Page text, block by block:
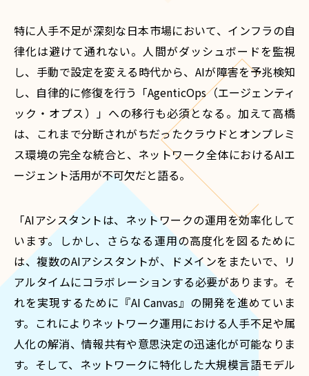
特に人手不足が深刻な日本市場において、インフラの自
律化は避けて通れない。人間がダッシュボードを監視
し、手動で設定を変える時代から、AIが障害を予兆検知
し、自律的に修復を行う「AgenticOps（エージェンティ
ック・オプス）」への移行も必須となる。加えて高橋
は、これまで分断されがちだったクラウドとオンプレミ
ス環境の完全な統合と、ネットワーク全体におけるAIエ
ージェント活用が不可欠だと語る。
「AIアシスタントは、ネットワークの運用を効率化して
います。しかし、さらなる運用の高度化を図るために
は、複数のAIアシスタントが、ドメインをまたいで、リ
アルタイムにコラボレーションする必要があります。そ
れを実現するために『AI Canvas』の開発を進めていま
す。これによりネットワーク運用における人手不足や属
人化の解消、情報共有や意思決定の迅速化が可能なりま
す。そして、ネットワークに特化した大規模言語モデル